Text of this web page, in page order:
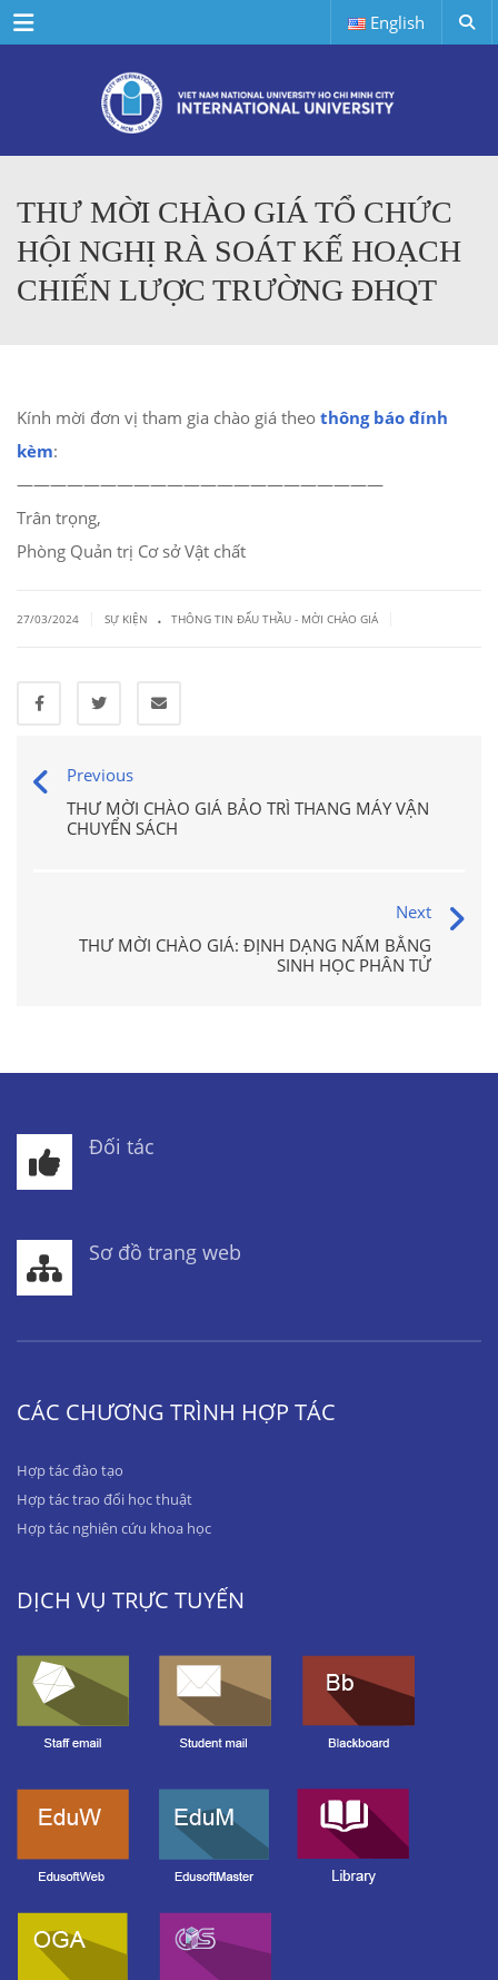
Menu English
THƯ MỜI CHÀO GIÁ TỔ CHỨC
HỘI NGHỊ RÀ SOÁT KẾ HOẠCH
CHIẾN LƯỢC TRƯỜNG ĐHQT
Kính mời đơn vị tham gia chào giá theo thông báo đính
kèm:
——————————————————————
Trân trọng,
Phòng Quản trị Cơ sở Vật chất
27/03/2024 SỰ KIỆN . THÔNG TIN ĐẤU THẦU - MỜI CHÀO GIÁ
Previous
THƯ MỜI CHÀO GIÁ BẢO TRÌ THANG MÁY VẬN
CHUYỂN SÁCH
Next
THƯ MỜI CHÀO GIÁ: ĐỊNH DẠNG NẤM BẰNG
SINH HỌC PHÂN TỬ
Đối tác
Sơ đồ trang web
CÁC CHƯƠNG TRÌNH HỢP TÁC
Hợp tác đào tạo
Hợp tác trao đổi học thuật
Hợp tác nghiên cứu khoa học
DỊCH VỤ TRỰC TUYẾN